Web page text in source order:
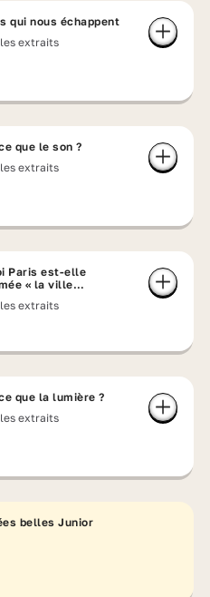
qui nous échappent
extraits
que le son ?
extraits
Paris est-elle
« la ville
extraits
que la lumière ?
extraits
belles Junior